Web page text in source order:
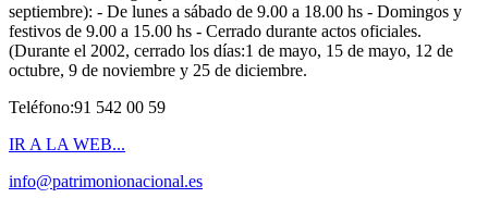
septiembre): - De lunes a sábado de 9.00 a 18.00 hs - Domingos y
festivos de 9.00 a 15.00 hs - Cerrado durante actos oficiales.
(Durante el 2002, cerrado los días:1 de mayo, 15 de mayo, 12 de
octubre, 9 de noviembre y 25 de diciembre.
Teléfono:91 542 00 59
IR A LA WEB...
info@patrimonionacional.es